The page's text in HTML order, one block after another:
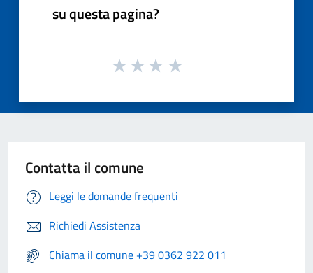
su questa pagina?
Contatta il comune
Leggi le domande frequenti
Richiedi Assistenza
Chiama il comune +39 0362 922 011